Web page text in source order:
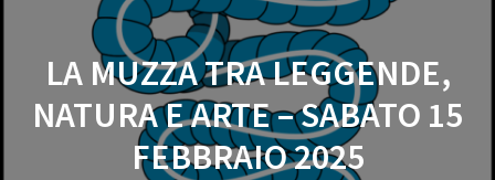
LA MUZZA TRA LEGGENDE,
NATURA E ARTE – SABATO 15
FEBBRAIO 2025